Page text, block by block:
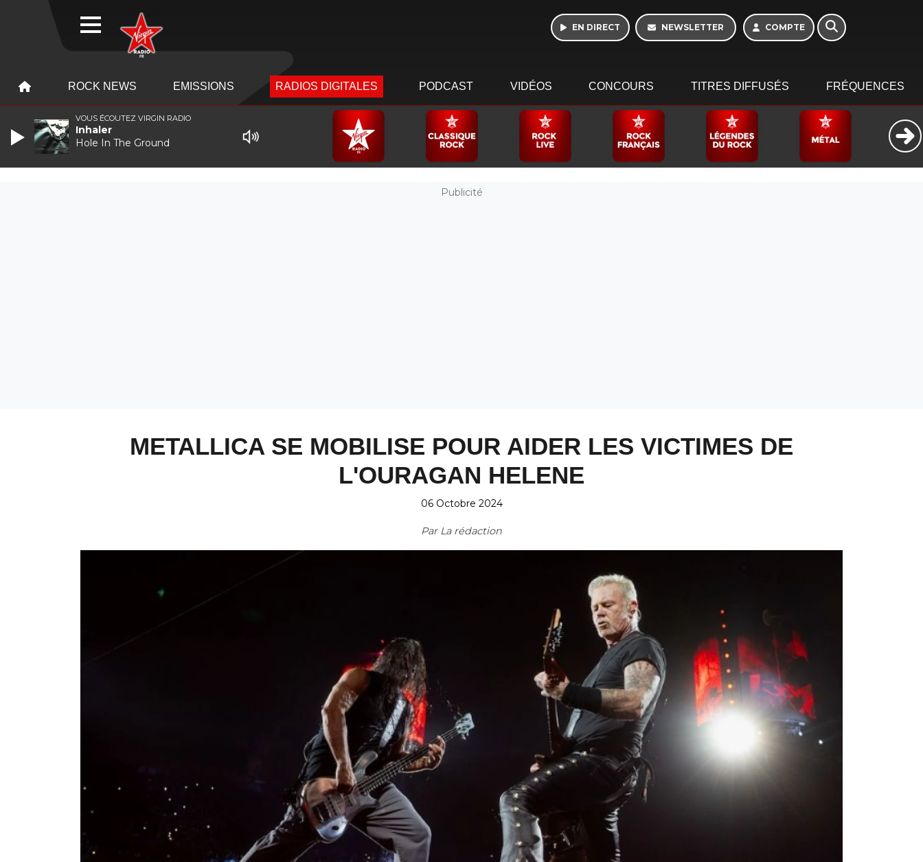
EN DIRECT NEWSLETTER COMPTE
ROCK NEWS EMISSIONS RADIOS DIGITALES PODCAST VIDÉOS CONCOURS TITRES DIFFUSÉS FRÉQUENCES
Publicité
METALLICA SE MOBILISE POUR AIDER LES VICTIMES DE
L'OURAGAN HELENE
06 Octobre 2024
Par La rédaction
VOUS ÉCOUTEZ VIRGIN RADIO
Inhaler
Hole In The Ground
WEBRADIO